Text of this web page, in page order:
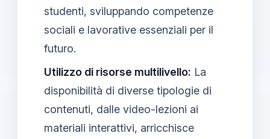
studenti, sviluppando competenze
sociali e lavorative essenziali per il
futuro.
Utilizzo di risorse multilivello: La
disponibilità di diverse tipologie di
contenuti, dalle video-lezioni ai
materiali interattivi, arricchisce